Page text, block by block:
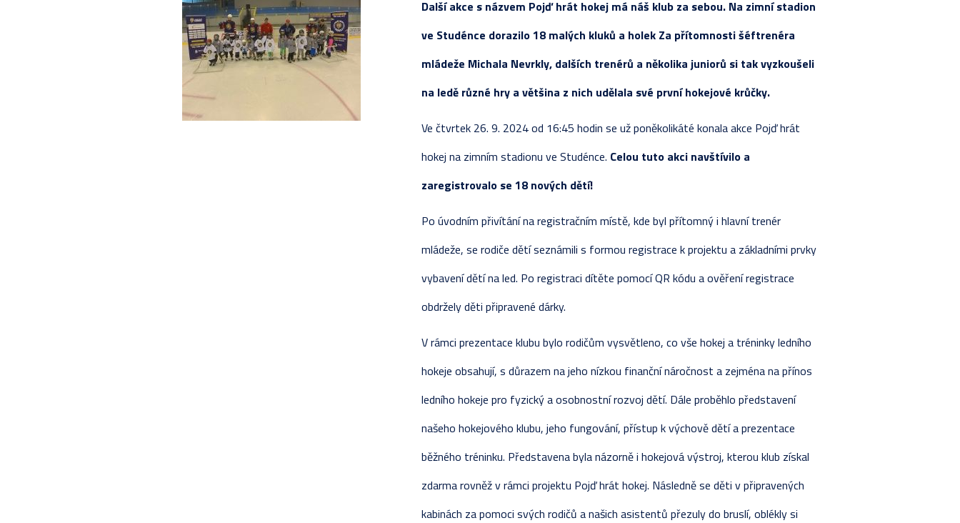
REALIZAČNÍ TÝM
NAPSALI O NÁS
FOTOGALERIE
STATISTIKY HRÁČŮ
TESTOVÁNÍ ŽÁKŮ
KOMPLETNÍ LOS
PŘÍPRAVA
JUNIOŘI
SOUPISKA
PŘÍSPĚVKY
VLADIMÍR SVAČINA
Další akce s názvem Pojď hrát hokej má náš klub za sebou. Na zimní stadion
ve Studénce dorazilo 18 malých kluků a holek Za přítomnosti šéftrenéra
mládeže Michala Nevrkly, dalších trenérů a několika juniorů si tak vyzkoušeli
na ledě různé hry a většina z nich udělala své první hokejové krůčky.
Ve čtvrtek 26. 9. 2024 od 16:45 hodin se už poněkolikáté konala akce Pojď hrát
hokej na zimním stadionu ve Studénce. Celou tuto akci navštívilo a
zaregistrovalo se 18 nových dětí!
Po úvodním přivítání na registračním místě, kde byl přítomný i hlavní trenér
mládeže, se rodiče dětí seznámili s formou registrace k projektu a základními prvky
vybavení dětí na led. Po registraci dítěte pomocí QR kódu a ověření registrace
obdržely děti připravené dárky.
V rámci prezentace klubu bylo rodičům vysvětleno, co vše hokej a tréninky ledního
hokeje obsahují, s důrazem na jeho nízkou finanční náročnost a zejména na přínos
ledního hokeje pro fyzický a osobnostní rozvoj dětí. Dále proběhlo představení
našeho hokejového klubu, jeho fungování, přístup k výchově dětí a prezentace
běžného tréninku. Představena byla názorně i hokejová výstroj, kterou klub získal
zdarma rovněž v rámci projektu Pojď hrát hokej. Následně se děti v připravených
kabinách za pomoci svých rodičů a našich asistentů přezuly do bruslí, oblékly si